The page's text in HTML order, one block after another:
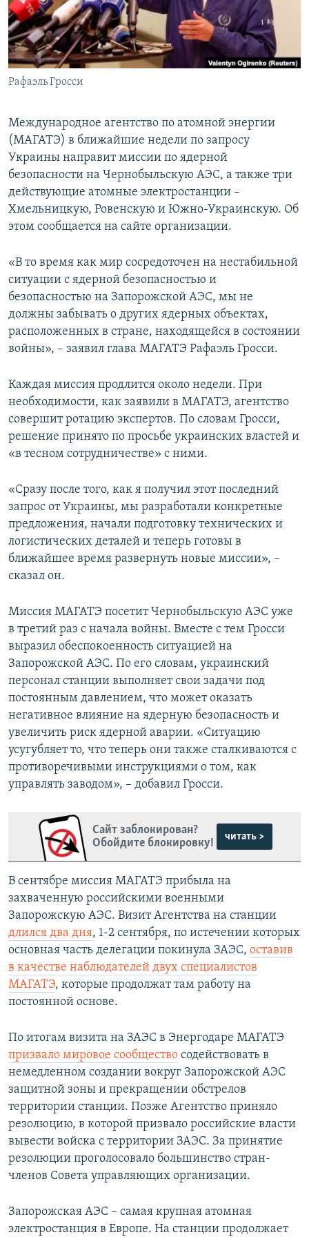
ПОБЕДИТЕЛЕЙ НЕ СУДЯТ?
КРЫМ.НЕПОКОРЕННЫЙ
ELIFBE
УКРАИНСКАЯ ПРОБЛЕМА КРЫМА
ПРИСОЕДИНЯЙТЕСЬ!
Рафаэль Гросси
Международное агентство по атомной энергии
(МАГАТЭ) в ближайшие недели по запросу
Украины направит миссии по ядерной
безопасности на Чернобыльскую АЭС, а также три
действующие атомные электростанции –
Хмельницкую, Ровенскую и Южно-Украинскую. Об
этом сообщается на сайте организации.
«В то время как мир сосредоточен на нестабильной
ситуации с ядерной безопасностью и
безопасностью на Запорожской АЭС, мы не
должны забывать о других ядерных объектах,
расположенных в стране, находящейся в состоянии
войны», – заявил глава МАГАТЭ Рафаэль Гросси.
Каждая миссия продлится около недели. При
необходимости, как заявили в МАГАТЭ, агентство
совершит ротацию экспертов. По словам Гросси,
решение принято по просьбе украинских властей и
«в тесном сотрудничестве» с ними.
«Сразу после того, как я получил этот последний
запрос от Украины, мы разработали конкретные
предложения, начали подготовку технических и
логистических деталей и теперь готовы в
ближайшее время развернуть новые миссии», –
сказал он.
Миссия МАГАТЭ посетит Чернобыльскую АЭС уже
в третий раз с начала войны. Вместе с тем Гросси
выразил обеспокоенность ситуацией на
Запорожской АЭС. По его словам, украинский
персонал станции выполняет свои задачи под
постоянным давлением, что может оказать
негативное влияние на ядерную безопасность и
увеличить риск ядерной аварии. «Ситуацию
усугубляет то, что теперь они также сталкиваются с
противоречивыми инструкциями о том, как
управлять заводом», – добавил Гросси.
Сайт заблокирован?
Обойдите блокировку!
читать >
В сентябре миссия МАГАТЭ прибыла на
захваченную российскими военными
Запорожскую АЭС. Визит Агентства на станции
длился два дня, 1-2 сентября, по истечении которых
основная часть делегации покинула ЗАЭС, оставив
в качестве наблюдателей двух специалистов
МАГАТЭ, которые продолжат там работу на
постоянной основе.
По итогам визита на ЗАЭС в Энергодаре МАГАТЭ
призвало мировое сообщество содействовать в
немедленном создании вокруг Запорожской АЭС
защитной зоны и прекращении обстрелов
территории станции. Позже Агентство приняло
резолюцию, в которой призвало российские власти
вывести войска с территории ЗАЭС. За принятие
резолюции проголосовало большинство стран-
членов Совета управляющих организации.
Запорожская АЭС – самая крупная атомная
электростанция в Европе. На станции продолжает